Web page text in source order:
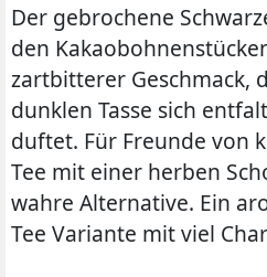
Der gebrochene
den
zartbitterer Geschmack,
dunklen Tasse sich
duftet. Für Freunde von
Tee mit einer herben
wahre Alternative. Ein
Tee Variante mit viel